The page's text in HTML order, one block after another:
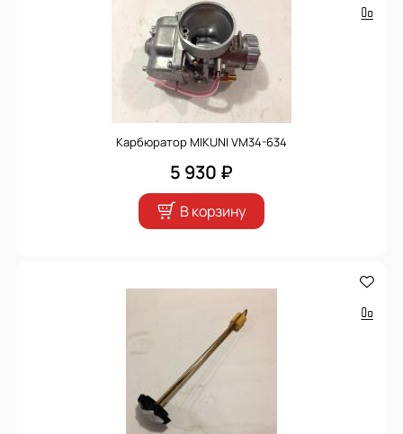
Карбюратор MIKUNI VM34-634
5 930 ₽
В корзину